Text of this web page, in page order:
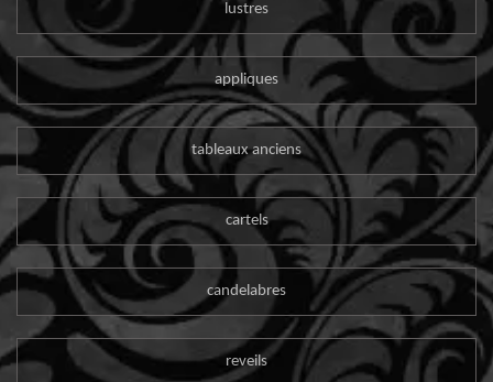
lustres
appliques
tableaux anciens
cartels
candelabres
reveils